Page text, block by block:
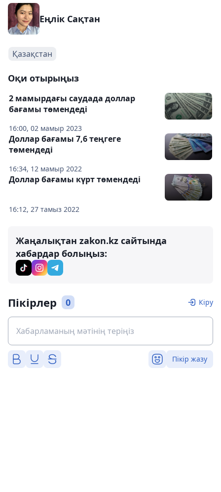
Еңлік Сақтан
Қазақстан
Оқи отырыңыз
16:00, 02 мамыр 2023
2 мамырдағы саудада доллар
бағамы төмендеді
16:34, 12 мамыр 2022
Доллар бағамы 7,6 теңгеге
төмендеді
16:12, 27 тамыз 2022
Доллар бағамы күрт төмендеді
Жаңалықтан zakon.kz сайтында
хабардар болыңыз:
Пікірлер 0 Кіру
Пікір жазу